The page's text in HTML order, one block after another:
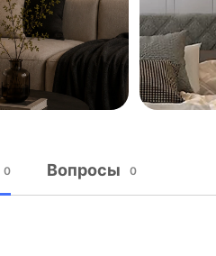
0 Вопросы 0